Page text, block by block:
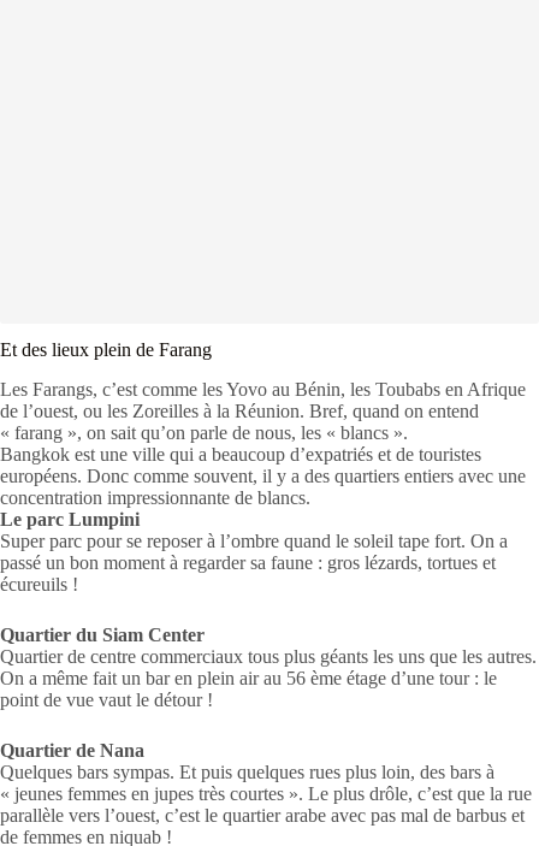
Et des lieux plein de Farang
Les Farangs, c’est comme les Yovo au Bénin, les Toubabs en Afrique
de l’ouest, ou les Zoreilles à la Réunion. Bref, quand on entend
« farang », on sait qu’on parle de nous, les « blancs ».
Bangkok est une ville qui a beaucoup d’expatriés et de touristes
européens. Donc comme souvent, il y a des quartiers entiers avec une
concentration impressionnante de blancs.
Le parc Lumpini
Super parc pour se reposer à l’ombre quand le soleil tape fort. On a
passé un bon moment à regarder sa faune : gros lézards, tortues et
écureuils !
Quartier du Siam Center
Quartier de centre commerciaux tous plus géants les uns que les autres.
On a même fait un bar en plein air au 56 ème étage d’une tour : le
point de vue vaut le détour !
Quartier de Nana
Quelques bars sympas. Et puis quelques rues plus loin, des bars à
« jeunes femmes en jupes très courtes ». Le plus drôle, c’est que la rue
parallèle vers l’ouest, c’est le quartier arabe avec pas mal de barbus et
de femmes en niquab !